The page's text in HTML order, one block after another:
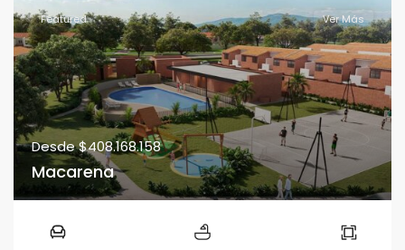
Featured Ver Más
Desde$408.168.158
Macarena